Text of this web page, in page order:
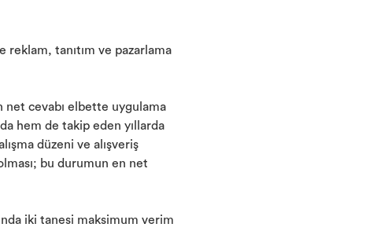
tanıtım ve pazarlama
net cevabı elbette uygulama
hem de takip eden yıllarda
düzeni ve alışveriş
bu durumun en net
iki tanesi maksimum verim